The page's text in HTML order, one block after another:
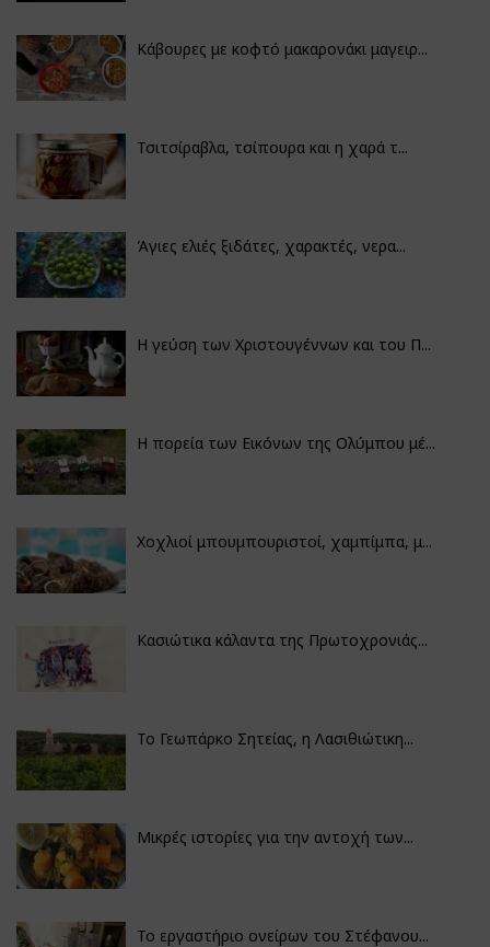
Κάβουρες με κοφτό μακαρονάκι μαγειρ...
Τσιτσίραβλα, τσίπουρα και η χαρά τ...
Άγιες ελιές ξιδάτες, χαρακτές, νερα...
Η γεύση των Χριστουγέννων και του Π...
Η πορεία των Εικόνων της Ολύμπου μέ...
Χοχλιοί μπουμπουριστοί, χαμπίμπα, μ...
Κασιώτικα κάλαντα της Πρωτοχρονιάς...
Το Γεωπάρκο Σητείας, η Λασιθιώτικη...
Μικρές ιστορίες για την αντοχή των...
Το εργαστήριο ονείρων του Στέφανου...